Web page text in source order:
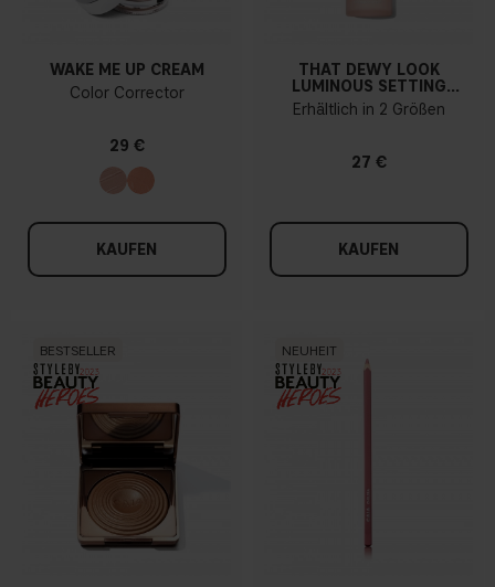
WAKE ME UP CREAM
Color Corrector
29 €
KAUFEN
THAT DEWY LOOK
LUMINOUS SETTING
SPRAY
Erhältlich in 2 Größen
27 €
KAUFEN
BESTSELLER NEUHEIT